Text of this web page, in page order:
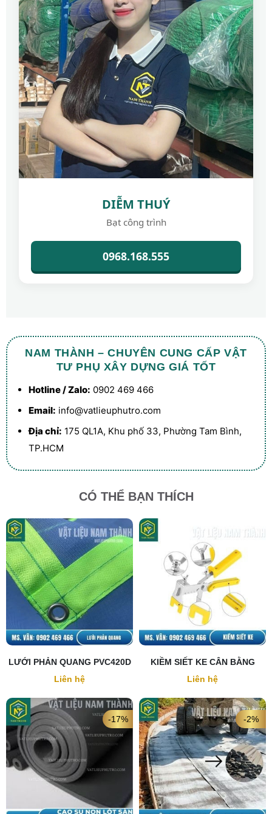
DIỄM THUÝ
Bạt công trình
0968.168.555
NAM THÀNH – CHUYÊN CUNG CẤP VẬT
TƯ PHỤ XÂY DỰNG GIÁ TỐT
Hotline / Zalo: 0902 469 466
Email: info@vatlieuphutro.com
Địa chỉ: 175 QL1A, Khu phố 33, Phường Tam Bình,
TP.HCM
CÓ THỂ BẠN THÍCH
LƯỚI PHẢN QUANG PVC420D
Liên hệ
KIỀM SIẾT KE CÂN BẰNG
Liên hệ
-17% -2%